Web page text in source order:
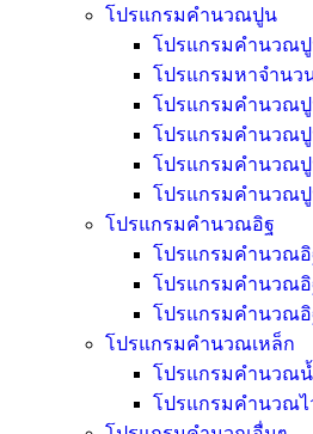
โปรแกรมคำนวณปูน
โปรแกรมคำนวณ
โปรแกรมหาจำนว
โปรแกรมคำนวณปู
โปรแกรมคำนวณ
โปรแกรมคำนวณปู
โปรแกรมคำนวณ
โปรแกรมคำนวณอิฐ
โปรแกรมคำนวณ
โปรแกรมคำนวณ
โปรแกรมคำนวณอิ
โปรแกรมคำนวณเหล็ก
โปรแกรมคำนวณ
โปรแกรมคำนวณไ